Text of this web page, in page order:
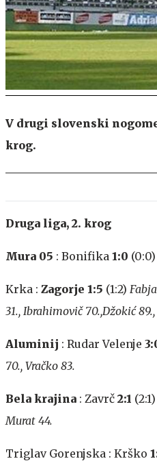
V drugi slovenski
krog.
Druga liga, 2. krog
Mura 05 : Bonifika 1:0 (0:0)
Krka : Zagorje 1:5 (1:2)
31., Ibrahimovič 70.,Džokić
Aluminij : Rudar Velenje
70., Vračko 83.
Bela krajina : Zavrč 2:1 (2:1)
Murat 44.
Triglav Gorenjska : Krško